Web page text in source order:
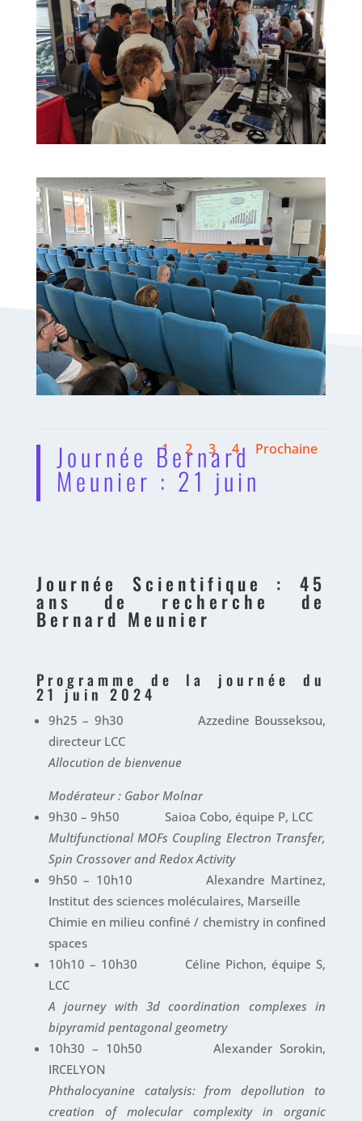
1 2 3 4 Prochaine
Journée Bernard
Meunier : 21 juin
Journée Scientifique : 45
ans de recherche de
Bernard Meunier
Programme de la journée du
21 juin 2024
9h25 – 9h30 Azzedine Bousseksou,
directeur LCC
Allocution de bienvenue
Modérateur : Gabor Molnar
9h30 – 9h50 Saioa Cobo, équipe P, LCC
Multifunctional MOFs Coupling Electron Transfer,
Spin Crossover and Redox Activity
9h50 – 10h10 Alexandre Martinez,
Institut des sciences moléculaires, Marseille
Chimie en milieu confiné / chemistry in confined
spaces
10h10 – 10h30 Céline Pichon, équipe S,
LCC
A journey with 3d coordination complexes in
bipyramid pentagonal geometry
10h30 – 10h50 Alexander Sorokin,
IRCELYON
Phthalocyanine catalysis: from depollution to
creation of molecular complexity in organic